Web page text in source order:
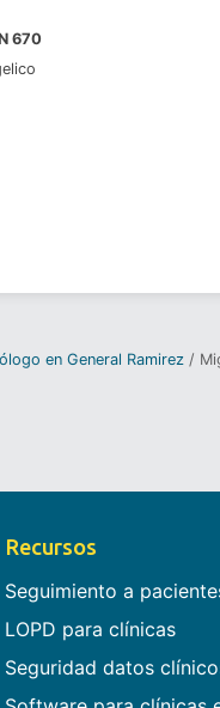
670
en General Ramirez
Recursos
Seguimiento a
LOPD para clínicas
Seguridad datos